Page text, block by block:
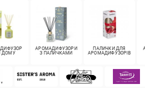
ДОМУ
АРОМАДИФУЗОРИ
З ПАЛИЧКАМИ
ПАЛИЧКИ ДЛЯ
АРОМАДИФУЗОРІВ